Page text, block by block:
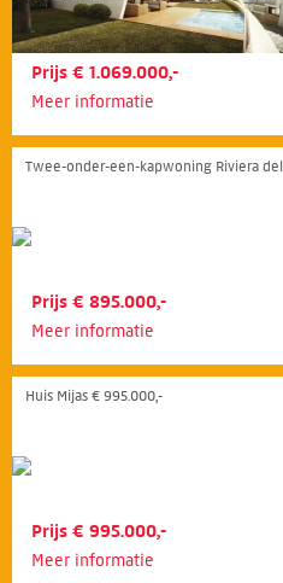
Prijs € 1.069.000,-
Meer informatie
Twee-onder-een-kapwoning Riviera
Prijs € 895.000,-
Meer informatie
Huis Mijas € 995.000,-
Prijs € 995.000,-
Meer informatie